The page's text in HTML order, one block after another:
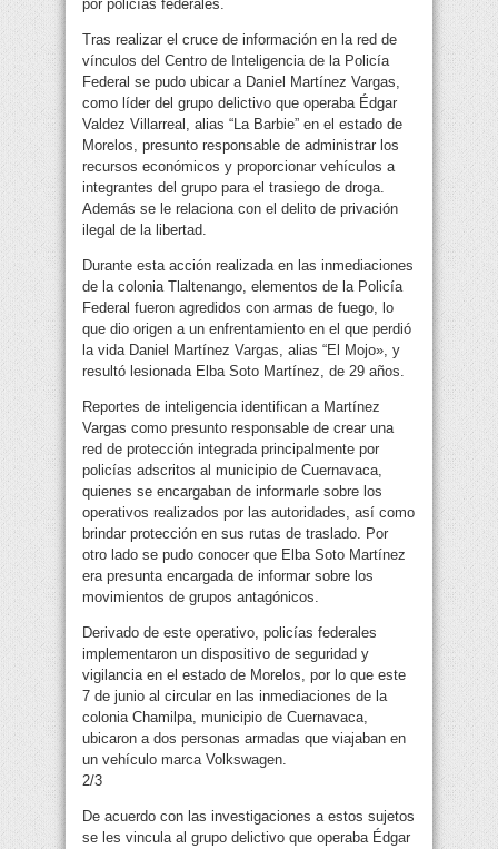
por policías federales.
Tras realizar el cruce de información en la red de
vínculos del Centro de Inteligencia de la Policía
Federal se pudo ubicar a Daniel Martínez Vargas,
como líder del grupo delictivo que operaba Édgar
Valdez Villarreal, alias “La Barbie” en el estado de
Morelos, presunto responsable de administrar los
recursos económicos y proporcionar vehículos a
integrantes del grupo para el trasiego de droga.
Además se le relaciona con el delito de privación
ilegal de la libertad.
Durante esta acción realizada en las inmediaciones
de la colonia Tlaltenango, elementos de la Policía
Federal fueron agredidos con armas de fuego, lo
que dio origen a un enfrentamiento en el que perdió
la vida Daniel Martínez Vargas, alias “El Mojo», y
resultó lesionada Elba Soto Martínez, de 29 años.
Reportes de inteligencia identifican a Martínez
Vargas como presunto responsable de crear una
red de protección integrada principalmente por
policías adscritos al municipio de Cuernavaca,
quienes se encargaban de informarle sobre los
operativos realizados por las autoridades, así como
brindar protección en sus rutas de traslado. Por
otro lado se pudo conocer que Elba Soto Martínez
era presunta encargada de informar sobre los
movimientos de grupos antagónicos.
Derivado de este operativo, policías federales
implementaron un dispositivo de seguridad y
vigilancia en el estado de Morelos, por lo que este
7 de junio al circular en las inmediaciones de la
colonia Chamilpa, municipio de Cuernavaca,
ubicaron a dos personas armadas que viajaban en
un vehículo marca Volkswagen.
2/3
De acuerdo con las investigaciones a estos sujetos
se les vincula al grupo delictivo que operaba Édgar